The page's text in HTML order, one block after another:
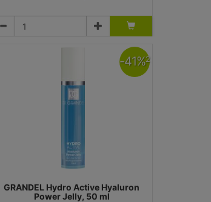
Creme
Dr. Grandel GmbH
GRANDEL Hydro Active Hyaluron
Power Jelly, 50 ml
-41%2